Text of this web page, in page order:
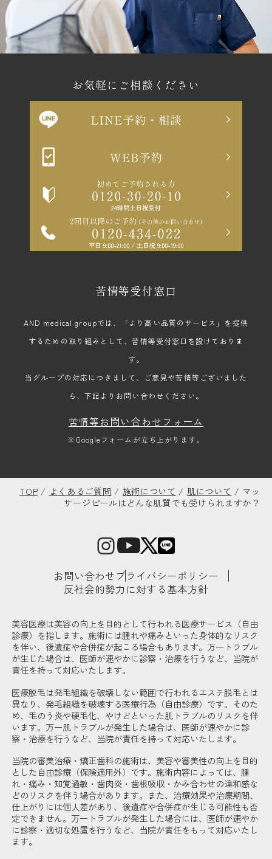
お気軽にご相談ください
苦情等受付窓口
AND medical groupでは、「より高い品質のサービス」を提供
するための取り組みとして、苦情等受付窓口を設けておりま
す。
当グループの対応につきまして、ご意見や苦情等ございました
ら、下記よりお問い合わせください。
苦情等お問い合わせフォーム
※Googleフォームが立ち上がります。
TOP / よくあるご質問 / 施術について / 肌について / マッ
サージピールはどんな肌質でも受けられますか？
お問い合わせ プライバシーポリシー
反社会的勢力に対する基本方針
美容医療は美容の向上を目的として行われる医療サービス（自由
診療）を指します。施術には腫れや痛みといった身体的なリスク
を伴い、後遺症や合併症が起こる場合もあります。万一トラブル
が生じた場合は、医師が速やかに診察・治療を行うなど、当院が
責任を持って対応いたします。
医療脱毛は発毛組織を破壊しない範囲で行われるエステ脱毛とは
異なり、発毛組織を破壊する医療行為（自由診療）です。そのた
め、毛のう炎や硬毛化、やけどといった肌トラブルのリスクを伴
います。万一肌トラブルが発生した場合は、医師が速やかに診
察・治療を行うなど、当院が責任を持って対応いたします。
当院の審美治療・矯正歯科の施術は、美容や審美性の向上を目的
とした自由診療（保険適用外）です。施術内容によっては、腫
れ・痛み・知覚過敏・歯肉炎・歯根吸収・かみ合わせの違和感な
どのリスクを伴う場合があります。また、治療効果や治療期間、
仕上がりには個人差があり、後遺症や合併症が生じる可能性も否
定できません。万一トラブルが発生した場合には、医師が速やか
に診察・適切な処置を行うなど、当院が責任をもって対応いたし
ます。